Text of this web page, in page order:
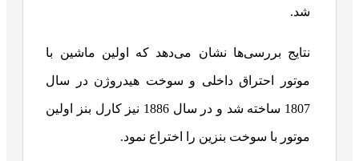
شد.
نتایج بررسی‌ها نشان می‌دهد که اولین ماشین با
موتور احتراق داخلی و سوخت هیدروژن در سال
1807 ساخته شد و در سال 1886 نیز کارل بنز اولین
موتور با سوخت بنزین را اختراع نمود.